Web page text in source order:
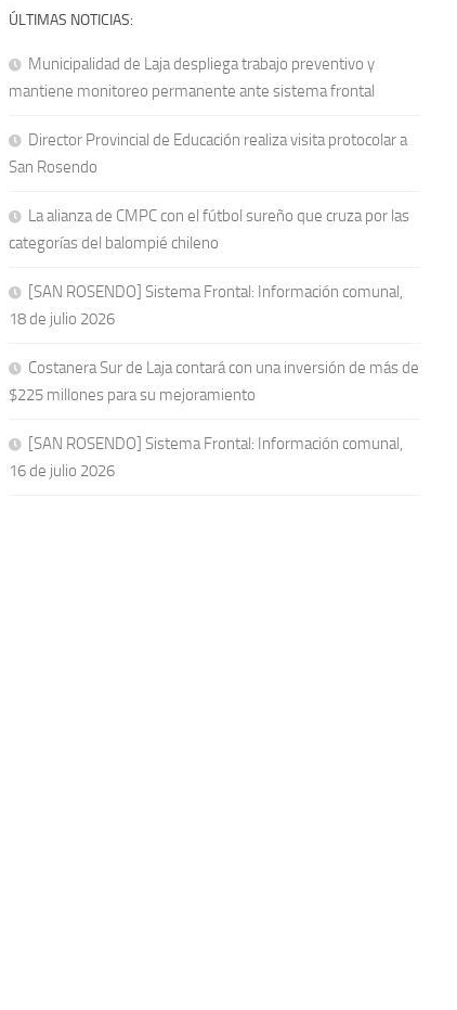
ÚLTIMAS NOTICIAS:
Municipalidad de Laja despliega trabajo preventivo y
mantiene monitoreo permanente ante sistema frontal
Director Provincial de Educación realiza visita protocolar a
San Rosendo
La alianza de CMPC con el fútbol sureño que cruza por las
categorías del balompié chileno
[SAN ROSENDO] Sistema Frontal: Información comunal,
18 de julio 2026
Costanera Sur de Laja contará con una inversión de más de
$225 millones para su mejoramiento
[SAN ROSENDO] Sistema Frontal: Información comunal,
16 de julio 2026